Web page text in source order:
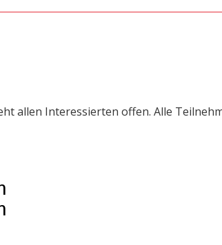
allen Interessierten offen. Alle